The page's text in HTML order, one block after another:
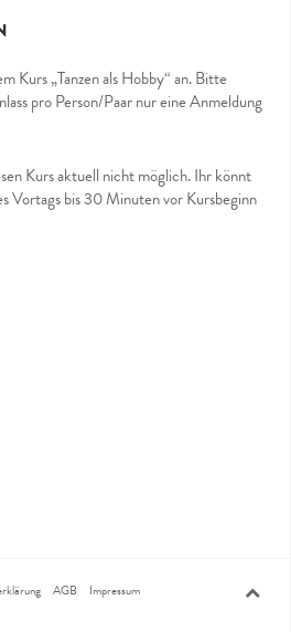
Kurs „Tanzen als Hobby“ an. Bitte
pro Person/Paar nur eine Anmeldung
Kurs aktuell nicht möglich. Ihr könnt
Vortags bis 30 Minuten vor Kursbeginn
AGB Impressum